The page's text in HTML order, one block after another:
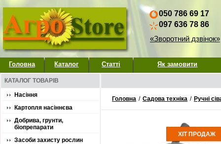
050 786 69 17
097 636 78 86
«Зворотний дзвінок»
Головна Каталог Статті Як замовити
КАТАЛОГ ТОВАРІВ
Насіння
Картопля насіннєва
Добрива, грунти,
біопрепарати
Засоби захисту рослин
Головна / Садова техніка / Ручні
ХІТ ПРОДАЖ